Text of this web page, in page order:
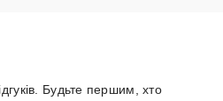
Будьте першим, хто